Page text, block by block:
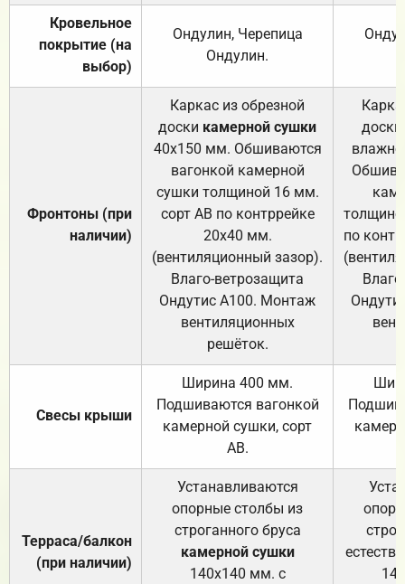
Кровельное
покрытие (на
выбор)
Ондулин, Черепица
Ондулин.
Фронтоны (при
наличии)
Каркас из обрезной
доски камерной сушки
40х150 мм. Обшиваются
вагонкой камерной
сушки толщиной 16 мм.
сорт АВ по контррейке
20х40 мм.
(вентиляционный зазор).
Влаго-ветрозащита
Ондутис А100. Монтаж
вентиляционных
решёток.
доски
по
Свесы крыши
Ширина 400 мм.
Подшиваются вагонкой
камерной сушки, сорт
АВ.
Терраса/балкон
(при наличии)
Устанавливаются
опорные столбы из
строганного бруса
камерной сушки
140х140 мм. с